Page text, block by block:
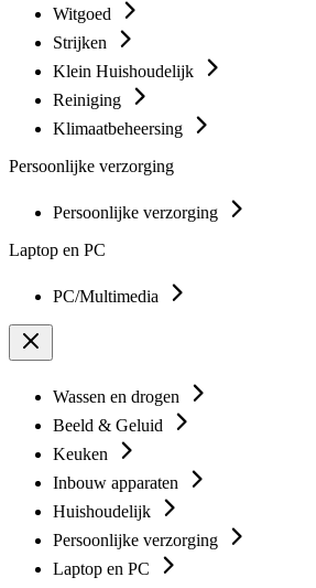
Witgoed
Strijken
Klein Huishoudelijk
Reiniging
Klimaatbeheersing
Persoonlijke verzorging
Persoonlijke verzorging
Laptop en PC
PC/Multimedia
Wassen en drogen
Beeld & Geluid
Keuken
Inbouw apparaten
Huishoudelijk
Persoonlijke verzorging
Laptop en PC